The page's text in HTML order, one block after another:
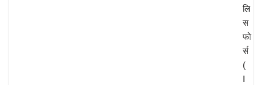
लि
स
फो
र्स
(
I